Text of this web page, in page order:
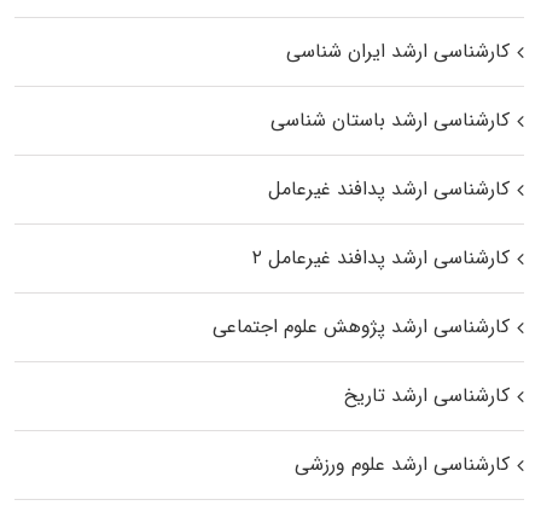
کارشناسی ارشد ایران شناسی
کارشناسی ارشد باستان شناسی
کارشناسی ارشد پدافند غیرعامل
کارشناسی ارشد پدافند غیرعامل ۲
کارشناسی ارشد پژوهش علوم اجتماعی
کارشناسی ارشد تاریخ
کارشناسی ارشد علوم ورزشی